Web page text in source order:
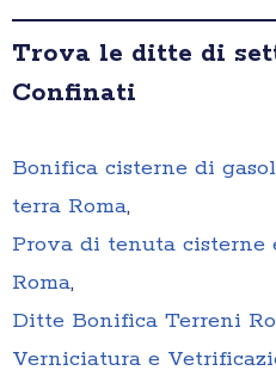
Trova le ditte di
Confinati
Bonifica cisterne di
terra Roma,
Prova di tenuta cisterne
Roma,
Ditte Bonifica Terreni
Verniciatura e